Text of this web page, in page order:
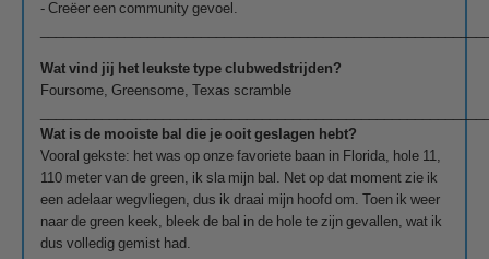
- Creëer een community gevoel.
Wat vind jij het leukste type clubwedstrijden?
Foursome, Greensome, Texas scramble
Wat is de mooiste bal die je ooit geslagen hebt?
Vooral gekste: het was op onze favoriete baan in Florida, hole 11,
110 meter van de green, ik sla mijn bal. Net op dat moment zie ik
een adelaar wegvliegen, dus ik draai mijn hoofd om. Toen ik weer
naar de green keek, bleek de bal in de hole te zijn gevallen, wat ik
dus volledig gemist had.